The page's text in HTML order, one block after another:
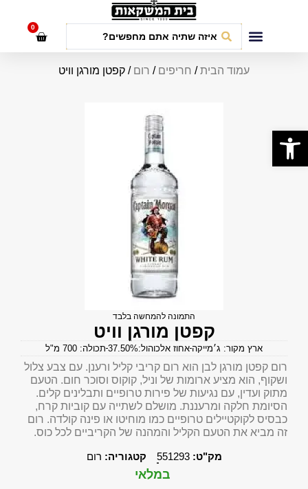
0
עמוד הבית/ חריפים / רום / קפטן מורגן וויט
התמונה להמחשה בלבד
קפטן מורגן וויט
ארץ מקור: ג׳מייקה אחוז אלכוהול:37.50% תכולה: 700 מ"ל
רום קפטן מורגן לבן הוא רום קריבי קליל ורענן. עם צבע צלול
ושקוף, הוא מציע ארומות של וניל, קוקוס וסוכר חום. הטעם
מתוק ועדין, עם נגיעות של פירות טרופיים ותבלינים קלים.
הסיומת חלקה ומרעננת. מושלם לשתייה עם קוביות קרח,
כבסיס לקוקטיילים טרופיים כמו מוחיטו או פינה קולדה. רום
זה מביא את הטעם הקליל והמהנה של הקריביים לכל כוס.
מק"ט:551293 קטגוריה: רום
במלאי
פתח סרגל נגישות